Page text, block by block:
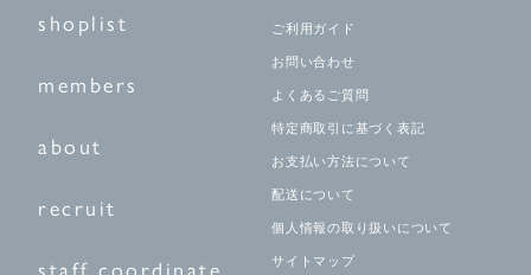
shoplist
members
about
recruit
ご利用ガイド
お問い合わせ
よくあるご質問
特定商取引に基づく表記
お支払い方法について
配送について
個人情報の取り扱いについて
サイトマップ